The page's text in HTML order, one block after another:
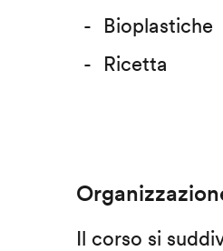
Bioplastiche
Ricetta
Il corso si